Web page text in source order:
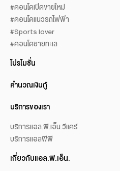
#คอนโดเปิดขายใหม่
#คอนโดแนวรถไฟฟ้า
#Sports lover
#คอนโดชายทะเล
โปรโมชั่น
คำนวณเงินกู้
บริการของเรา
บริการแอล.พี.เอ็น.วีแคร์
บริการแอลพีพี
เกี่ยวกับแอล.พี.เอ็น.